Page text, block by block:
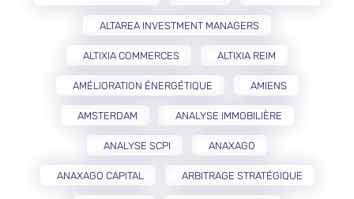
ALTAREA INVESTMENT MANAGERS
ALTIXIA COMMERCES ALTIXIA REIM
AMÉLIORATION ÉNERGÉTIQUE AMIENS
AMSTERDAM ANALYSE IMMOBILIÈRE
ANALYSE SCPI ANAXAGO
ANAXAGO CAPITAL ARBITRAGE STRATÉGIQUE